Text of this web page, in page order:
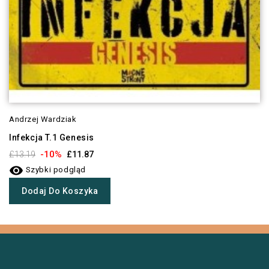
Andrzej Wardziak
Infekcja T.1 Genesis
£13.19 -10% £11.87
 Szybki podgląd
Dodaj Do Koszyka